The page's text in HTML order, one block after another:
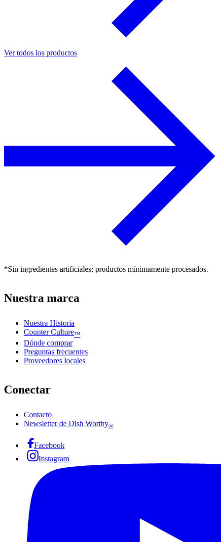
Ver todos los productos
*Sin ingredientes artificiales; productos mínimamente procesados.
Nuestra marca
Nuestra Historia
Counter Culture™
Dónde comprar
Preguntas frecuentes
Proveedores locales
Conectar
Contacto
Newsletter de Dish Worthy®
Facebook
Instagram